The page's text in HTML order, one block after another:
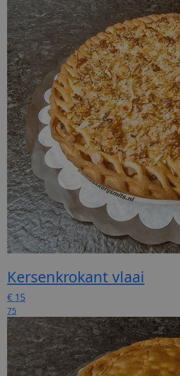
Kersenkrokant vlaai
€ 15
75